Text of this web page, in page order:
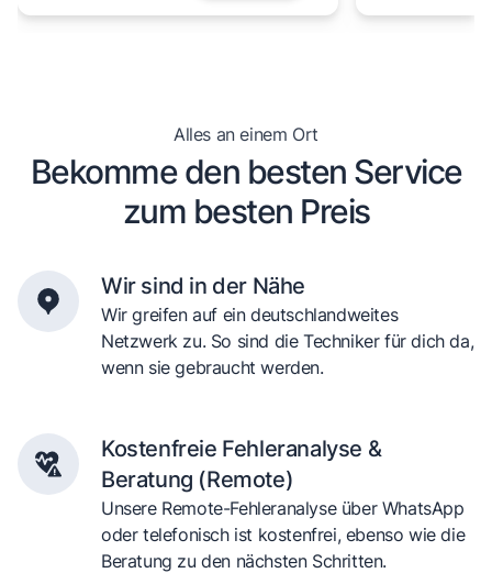
Alles an einem Ort
Bekomme den besten Service
zum besten Preis
Wir sind in der Nähe
Wir greifen auf ein deutschlandweites
Netzwerk zu. So sind die Techniker für dich da,
wenn sie gebraucht werden.
Kostenfreie Fehleranalyse &
Beratung (Remote)
Unsere Remote-Fehleranalyse über WhatsApp
oder telefonisch ist kostenfrei, ebenso wie die
Beratung zu den nächsten Schritten.